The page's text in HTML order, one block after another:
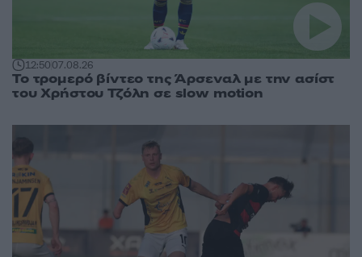
12:5007.08.26
Το τρομερό βίντεο της Άρσεναλ με την ασίστ
του Χρήστου Τζόλη σε slow motion